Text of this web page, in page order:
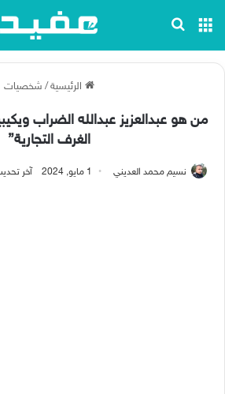
القائمة
الرئيسية / شخصيات
من هو عبدالعزيز عبدالله الضراب
الغرف التجارية”
نسيم محمد العديني 1 مايو, 2024 آخر تحديث: 1